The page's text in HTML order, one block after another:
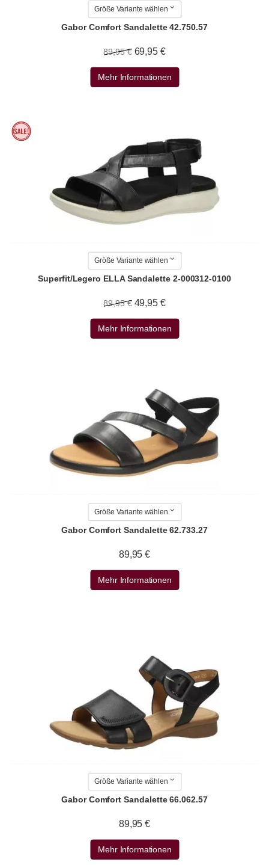
Größe Variante wählen
Gabor Comfort Sandalette 42.750.57
89,95 € 69,95 €
Mehr Informationen
Größe Variante wählen
Superfit/Legero ELLA Sandalette 2-000312-0100
89,95 € 49,95 €
Mehr Informationen
Größe Variante wählen
Gabor Comfort Sandalette 62.733.27
89,95 €
Mehr Informationen
Größe Variante wählen
Gabor Comfort Sandalette 66.062.57
89,95 €
Mehr Informationen